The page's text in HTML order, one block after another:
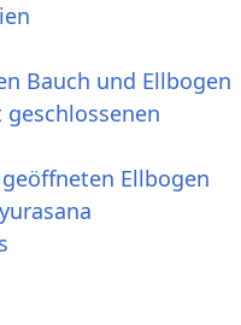
Bauch und Ellbogen
Ellbogen